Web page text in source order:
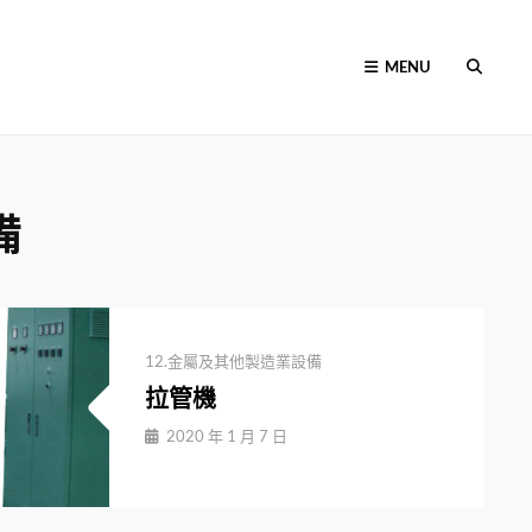
MENU
Categories
12.金屬及其他製造業設備
拉管機
By 2020 年 1 月 7 日